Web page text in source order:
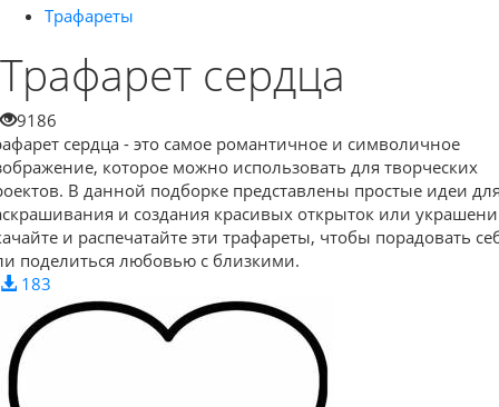
Трафареты
Трафарет сердца
9186
сердца - это самое романтичное и символичное
которое можно использовать для творческих
В данной подборке представлены простые идеи
и создания красивых открыток или
и распечатайте эти трафареты, чтобы порадовать
поделиться любовью с близкими.
183